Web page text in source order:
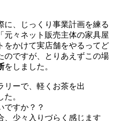
に、じっくり事業計画を練る
元々ネット販売主体の家具屋
をかけて実店舗をやるってど
のですが、とりあえずこの場
をしました。
リーで、軽くお茶を出
。
ですか？？
、少々入りづらく感じます